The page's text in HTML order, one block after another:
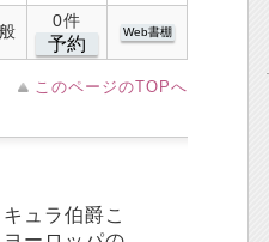
0件
予約
Web書棚
このページのTOPへ
ュラ伯爵こ